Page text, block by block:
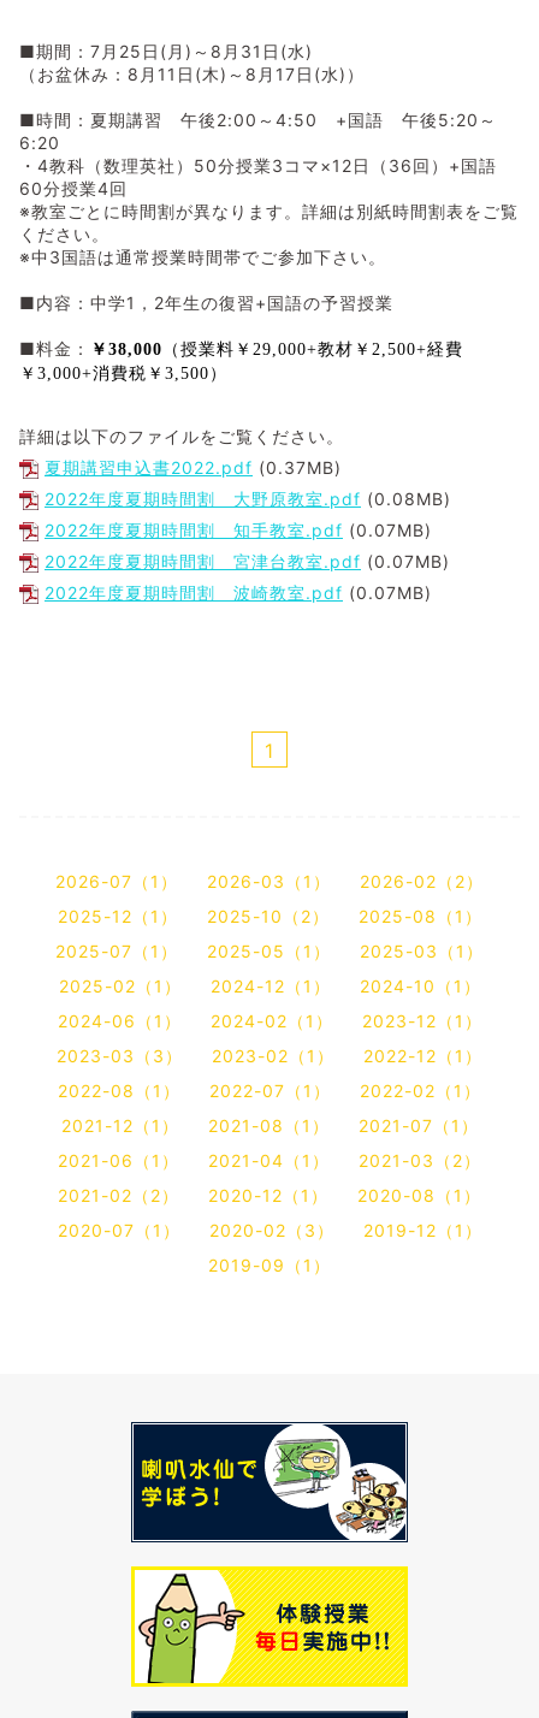
■期間：7月25日(月)～8月31日(水)
（お盆休み：8月11日(木)～8月17日(水)）
■時間：夏期講習 午後2:00～4:50 +国語 午後5:20～
6:20
・4教科（数理英社）50分授業3コマ×12日（36回） +国語
60分授業4回
※教室ごとに時間割が異なります。詳細は別紙時間割表をご覧
ください。
※中3国語は通常授業時間帯でご参加下さい。
■内容：中学1，2年生の復習+国語の予習授業
■料金： ￥ 38,000 （授業料￥ 29,000+教材￥ 2,500+経費
￥ 3,000+消費税￥ 3,500 ）
詳細は以下のファイルをご覧ください。
夏期講習申込書2022.pdf (0.37MB)
2022年度夏期時間割 大野原教室.pdf (0.08MB)
2022年度夏期時間割 知手教室.pdf (0.07MB)
2022年度夏期時間割 宮津台教室.pdf (0.07MB)
2022年度夏期時間割 波崎教室.pdf (0.07MB)
1
2026-07（1） 2026-03（1）
2026-02（2）
2025-12（1）
2025-10（2）
2025-08（1）
2025-07（1）
2025-05（1）
2025-03（1）
2025-02（1）
2024-12（1）
2024-10（1）
2024-06（1）
2024-02（1）
2023-12（1）
2023-03（3）
2023-02（1）
2022-12（1）
2022-08（1）
2022-07（1）
2022-02（1）
2021-12（1）
2021-08（1）
2021-07（1）
2021-06（1）
2021-04（1）
2021-03（2）
2021-02（2）
2020-12（1）
2020-08（1）
2020-07（1）
2020-02（3）
2019-12（1）
2019-09（1）